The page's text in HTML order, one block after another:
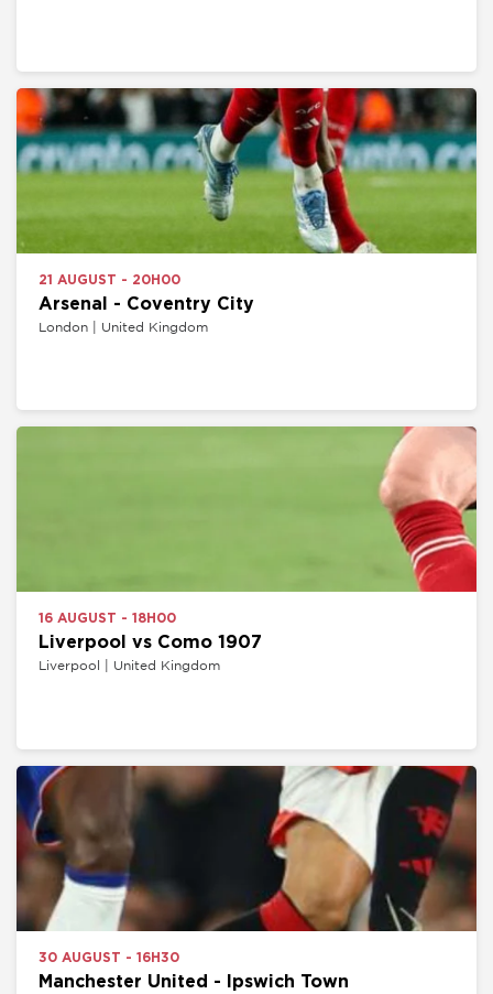
21 AUGUST - 20H00
Arsenal - Coventry City
London | United Kingdom
16 AUGUST - 18H00
Liverpool vs Como 1907
Liverpool | United Kingdom
30 AUGUST - 16H30
Manchester United - Ipswich Town